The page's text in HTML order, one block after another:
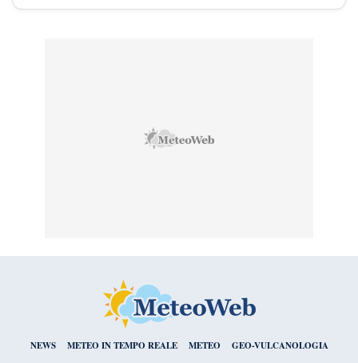
NEWS METEO IN TEMPO REALE METEO GEO-VULCANOLOGIA